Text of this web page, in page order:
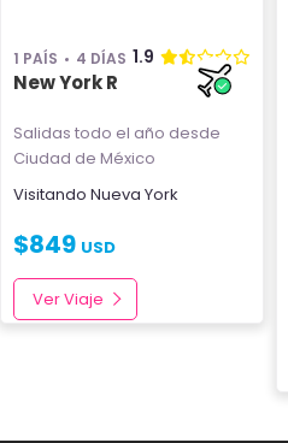
1 PAÍS 4 DÍAS 1.9
New York R
Salidas todo el año desde
Ciudad de México
Visitando Nueva York
$849 USD
Ver Viaje